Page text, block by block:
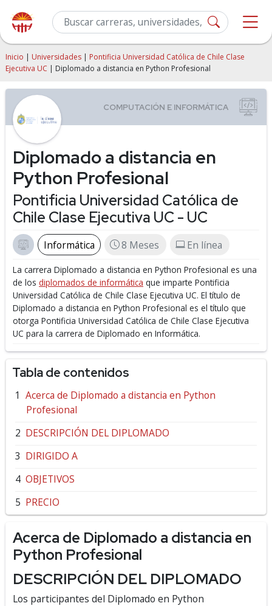
Inicio | Universidades | Pontificia Universidad Católica de Chile Clase
Ejecutiva UC | Diplomado a distancia en Python Profesional
Diplomado a distancia en
Python Profesional
Pontificia Universidad Católica de
Chile Clase Ejecutiva UC - UC
Informática 8 Meses En línea
La carrera Diplomado a distancia en Python Profesional es una
de los diplomados de informática que imparte Pontificia
Universidad Católica de Chile Clase Ejecutiva UC. El título de
Diplomado a distancia en Python Profesional es el título que
otorga Pontificia Universidad Católica de Chile Clase Ejecutiva
UC para la carrera de Diplomado en Informática.
Tabla de contenidos
Acerca de Diplomado a distancia en Python
Profesional
DESCRIPCIÓN DEL DIPLOMADO
DIRIGIDO A
OBJETIVOS
PRECIO
Acerca de Diplomado a distancia en
Python Profesional
DESCRIPCIÓN DEL DIPLOMADO
Los participantes del Diplomado en Python